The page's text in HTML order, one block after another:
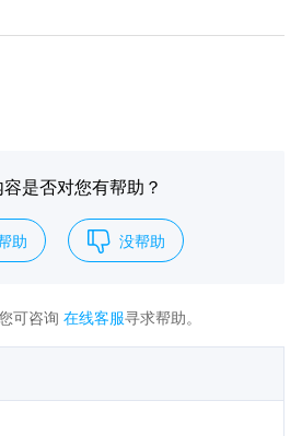
是否对您有帮助？
助 没帮助
可咨询 在线客服寻求帮助。